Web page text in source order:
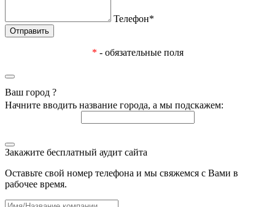
Телефон*
* - обязательные поля
Ваш город ?
Начните вводить название города, а мы подскажем:
Закажите бесплатный аудит сайта
Оставьте свой номер телефона и мы свяжемся с Вами в
рабочее время.